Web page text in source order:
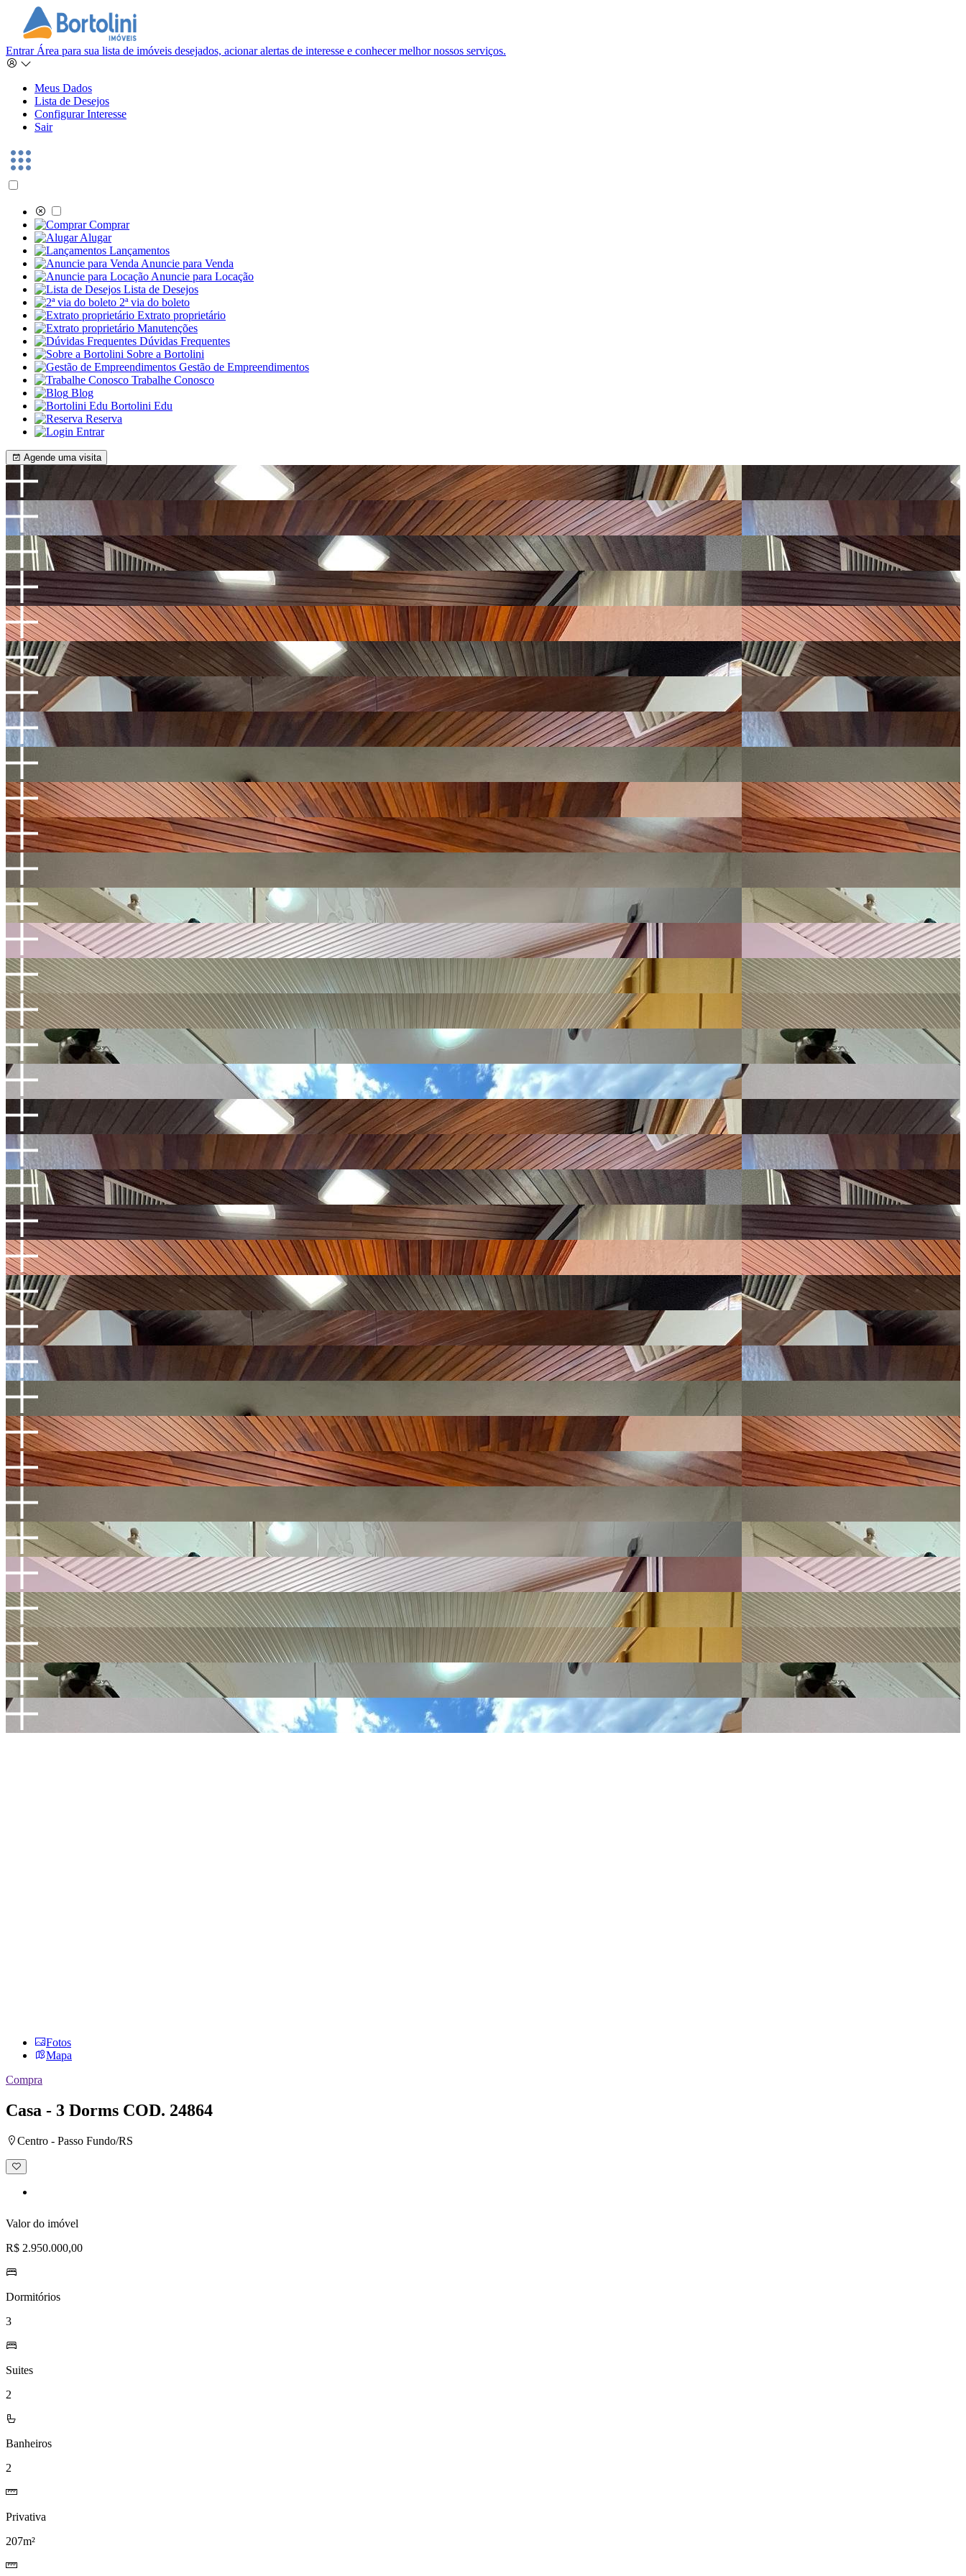
Entrar Área para sua lista de imóveis desejados, acionar alertas de interesse e conhecer melhor nossos serviços.
Meus Dados
Lista de Desejos
Configurar Interesse
Sair
Comprar
Alugar
Lançamentos
Anuncie para Venda
Anuncie para Locação
Lista de Desejos
2ª via do boleto
Extrato proprietário
Manutenções
Dúvidas Frequentes
Sobre a Bortolini
Gestão de Empreendimentos
Trabalhe Conosco
Blog
Bortolini Edu
Reserva
Entrar
Agende uma visita
Fotos
Mapa
Compra
Casa - 3 Dorms COD. 24864
Centro - Passo Fundo/RS
Adicionar
à
Valor do imóvel
R$ 2.950.000,00
Dormitórios
3
Suites
2
Banheiros
2
Privativa
207m²